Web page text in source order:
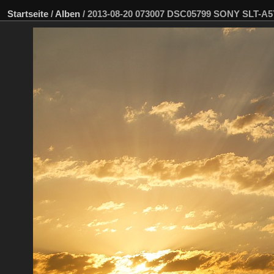
Startseite / Alben / 2013-08-20 073007 DSC05799 SONY SLT-